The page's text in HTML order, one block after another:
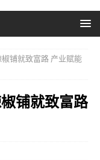
铺就致富路 产业赋能
铺就致富路